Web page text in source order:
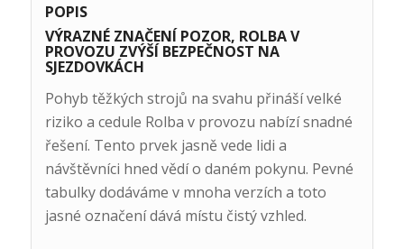
POPIS
VÝRAZNÉ ZNAČENÍ POZOR, ROLBA V
PROVOZU ZVÝŠÍ BEZPEČNOST NA
SJEZDOVKÁCH
Pohyb těžkých strojů na svahu přináší velké
riziko a cedule Rolba v provozu nabízí snadné
řešení. Tento prvek jasně vede lidi a
návštěvníci hned vědí o daném pokynu. Pevné
tabulky dodáváme v mnoha verzích a toto
jasné označení dává místu čistý vzhled.